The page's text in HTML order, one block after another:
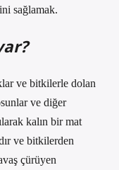
sağlamak.
ve bitkilerle dolan
ve diğer
kalın bir mat
ve bitkilerden
çürüyen